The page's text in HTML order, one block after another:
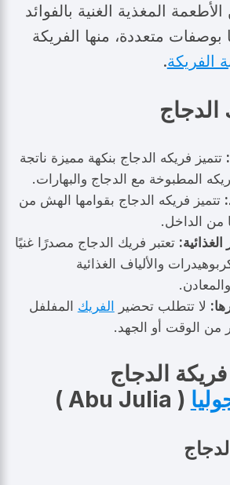
المغذية الغنية بالفوائد
بوصفات متعددة، منها الفريكة
الفريكة.
الدجاج
تتميز فريكه الدجاج بنكهة مميزة ناتجة
المطبوخة مع الدجاج والبهارات.
تتميز فريكه الدجاج بقوامها الهش من
من الداخل.
الغذائية: تعتبر فريك الدجاج مصدرًا غنيًا
والألياف الغذائية
لا تتطلب تحضير الفريك المفلفل
من الوقت أو الجهد.
الدجاج
( Abu Julia )